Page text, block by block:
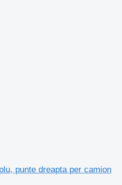
punte dreapta per camion